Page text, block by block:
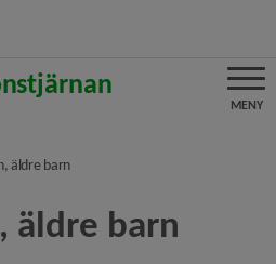
MENY
äldre barnnivå i brödsmulenavigeringen
äldre barn